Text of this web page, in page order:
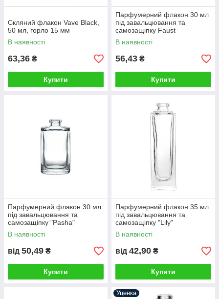
Скляний флакон Vave Black,
50 мл, горло 15 мм
В наявності
63,36 ₴
Купити
Парфумерний флакон 30 мл
під завальцювання та
самозащіпку Faust
В наявності
56,43 ₴
Купити
Парфумерний флакон 30 мл
під завальцювання та
самозащіпку "Pasha"
В наявності
від 50,49 ₴
Купити
Парфумерний флакон 35 мл
під завальцювання та
самозащіпку "Lily"
В наявності
від 42,90 ₴
Купити
Уценка